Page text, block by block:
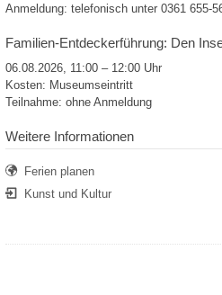
Anmeldung: telefonisch unter 0361 655-
Familien-Entdeckerführung: Den
06.08.2026, 11:00 – 12:00 Uhr
Kosten: Museumseintritt
Teilnahme: ohne Anmeldung
Weitere Informationen
Ferien planen
Kunst und Kultur